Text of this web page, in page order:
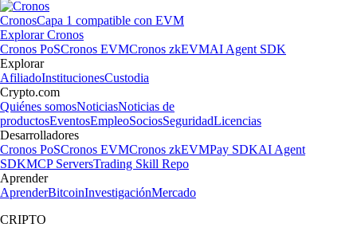
CronosCapa 1 compatible con EVM
Explorar Cronos
Cronos PoSCronos EVMCronos zkEVMAI Agent SDK
Explorar
AfiliadoInstitucionesCustodia
Crypto.com
Quiénes somosNoticiasNoticias de
productosEventosEmpleoSociosSeguridadLicencias
Desarrolladores
Cronos PoSCronos EVMCronos zkEVMPay SDKAI Agent
SDKMCP ServersTrading Skill Repo
Aprender
AprenderBitcoinInvestigaciónMercado
CRIPTO